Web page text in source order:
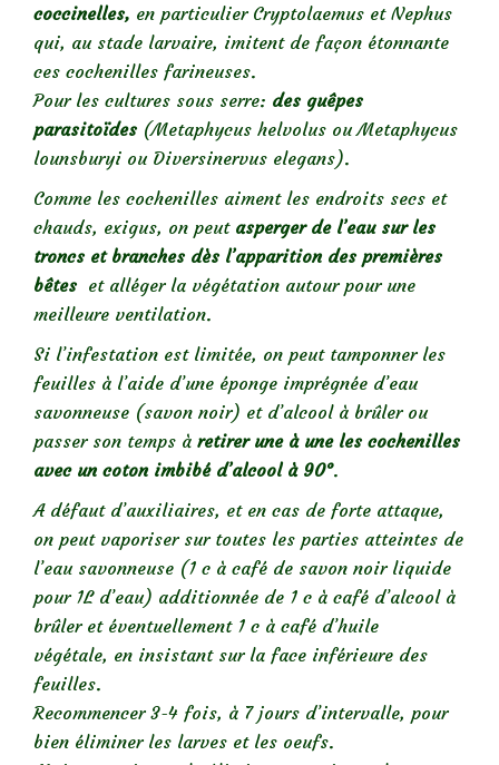
coccinelles, en particulier Cryptolaemus et Nephus
qui, au stade larvaire, imitent de façon étonnante
ces cochenilles farineuses.
Pour les cultures sous serre: des guêpes
parasitoïdes (Metaphycus helvolus ou Metaphycus
lounsburyi ou Diversinervus elegans).
Comme les cochenilles aiment les endroits secs et
chauds, exigus, on peut asperger de l’eau sur les
troncs et branches dès l’apparition des premières
bêtes et alléger la végétation autour pour une
meilleure ventilation.
Si l’infestation est limitée, on peut tamponner les
feuilles à l’aide d’une éponge imprégnée d’eau
savonneuse (savon noir) et d’alcool à brûler ou
passer son temps à retirer une à une les cochenilles
avec un coton imbibé d’alcool à 90°.
A défaut d’auxiliaires, et en cas de forte attaque,
on peut vaporiser sur toutes les parties atteintes de
l’eau savonneuse (1 c à café de savon noir liquide
pour 1L d’eau) additionnée de 1 c à café d’alcool à
brûler et éventuellement 1 c à café d’huile
végétale, en insistant sur la face inférieure des
feuilles.
Recommencer 3-4 fois, à 7 jours d’intervalle, pour
bien éliminer les larves et les oeufs.